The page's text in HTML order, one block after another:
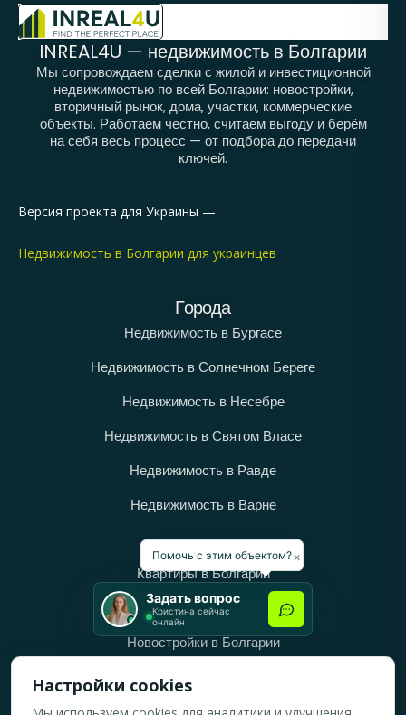
INREAL4U — недвижимость в Болгарии
Мы сопровождаем сделки с жилой и инвестиционной
недвижимостью по всей Болгарии: новостройки,
вторичный рынок, дома, участки, коммерческие
объекты. Работаем честно, считаем выгоду и берём
на себя весь процесс — от подбора до передачи
ключей.
Версия проекта для Украины —
Недвижимость в Болгарии для украинцев
Города
Недвижимость в Бургасе
Недвижимость в Солнечном Береге
Недвижимость в Несебре
Недвижимость в Святом Власе
Недвижимость в Равде
Недвижимость в Варне
Категории
Квартиры в Болгарии
Дома в Болгарии
Новостройки в Болгарии
Вторичное жильё в Болгарии
×
Помочь с этим объектом?
Задать вопрос
Кристина сейчас
онлайн
Настройки cookies